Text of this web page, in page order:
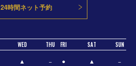
24時間ネット予約
WED THU FRI SAT SUN
▲
− ●
▲
−